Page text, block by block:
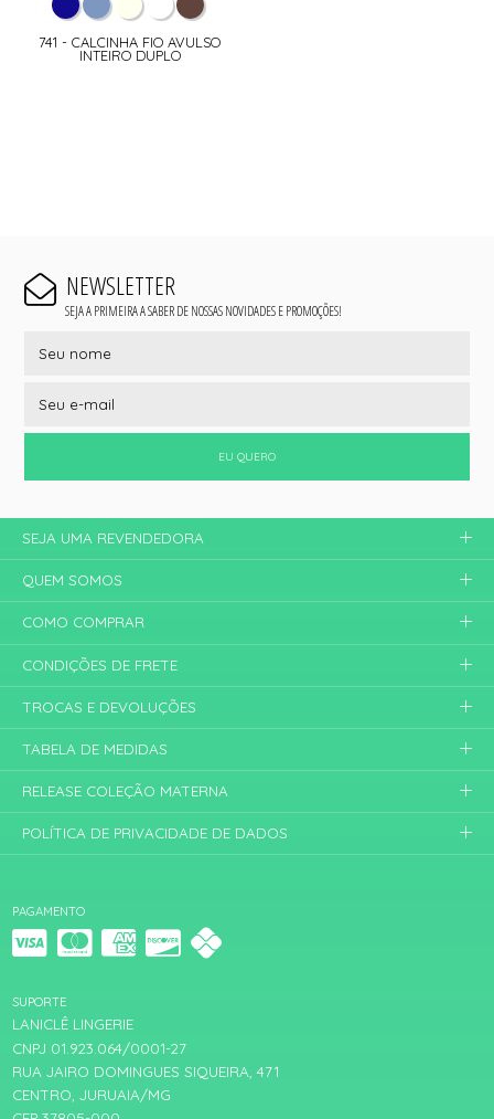
741 - CALCINHA FIO AVULSO
INTEIRO DUPLO
NEWSLETTER
SEJA A PRIMEIRA A SABER DE NOSSAS NOVIDADES E PROMOÇÕES!
EU QUERO
PAGAMENTO
SUPORTE
LANICLÊ LINGERIE
CNPJ 01.923.064/0001-27
RUA JAIRO DOMINGUES SIQUEIRA, 471
CENTRO, JURUAIA/MG
SEJA UMA REVENDEDORA
QUEM SOMOS
COMO COMPRAR
CONDIÇÕES DE FRETE
TROCAS E DEVOLUÇÕES
TABELA DE MEDIDAS
RELEASE COLEÇÃO MATERNA
POLÍTICA DE PRIVACIDADE DE DADOS